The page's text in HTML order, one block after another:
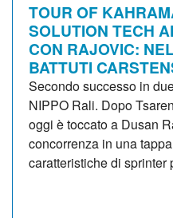
TOUR OF
SOLUTION TECH
CON RAJOVIC:
BATTUTI
Secondo successo in
NIPPO Rali. Dopo
oggi è toccato a Dusan
concorrenza in una
caratteristiche di sprinter